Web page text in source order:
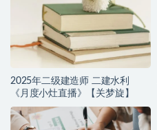
2025年二级建造师 二建水利
《月度小灶直播》【关梦旋】